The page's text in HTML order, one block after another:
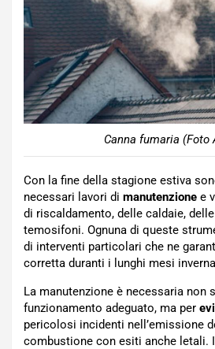
Canna fumaria (Foto
Con la fine della stagione estiva
necessari lavori di manutenzione e
di riscaldamento, delle caldaie,
temosifoni. Ognuna di queste
di interventi particolari che ne
corretta duranti i lunghi mesi
La manutenzione è necessaria non
funzionamento adeguato, ma per
pericolosi incidenti nell’emissione
combustione con esiti anche letali.